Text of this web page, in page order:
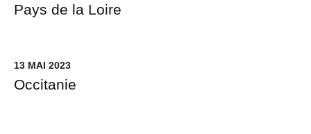
Pays de la Loire
13 MAI 2023
Occitanie